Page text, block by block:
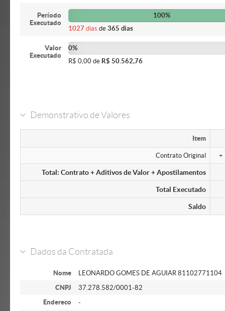
Período
Executado
100%
1027 dias de 365 dias
Valor
Executado
0%
R$ 0,00 de R$ 50.562,76
Demonstrativo de Valores
Item
Contrato Original +
Total: Contrato + Aditivos de Valor + Apostilamentos
Total Executado
Saldo
Dados da Contratada
Nome
LEONARDO GOMES DE AGUIAR 81102771104
CNPJ
37.278.582/0001-82
Endereco
-